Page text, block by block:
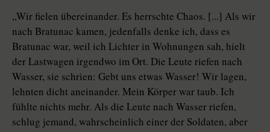
„Wir fielen übereinander. Es herrschte Chaos. [...] Als wir
nach Bratunac kamen, jedenfalls denke ich, dass es
Bratunac war, weil ich Lichter in Wohnungen sah, hielt
der Lastwagen irgendwo im Ort. Die Leute riefen nach
Wasser, sie schrien: Gebt uns etwas Wasser! Wir lagen,
lehnten dicht aneinander. Mein Körper war taub. Ich
fühlte nichts mehr. Als die Leute nach Wasser riefen,
schlug jemand, wahrscheinlich einer der Soldaten, aber